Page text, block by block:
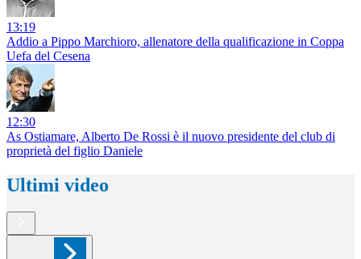
13:19
Addio a Pippo Marchioro, allenatore della qualificazione in Coppa
Uefa del Cesena
12:30
As Ostiamare, Alberto De Rossi è il nuovo presidente del club di
proprietà del figlio Daniele
Ultimi video